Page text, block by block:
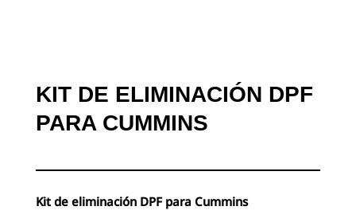
KIT DE ELIMINACIÓN DPF
PARA CUMMINS
Kit de eliminación DPF para Cummins